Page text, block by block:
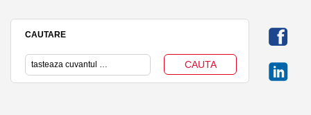
CAUTARE